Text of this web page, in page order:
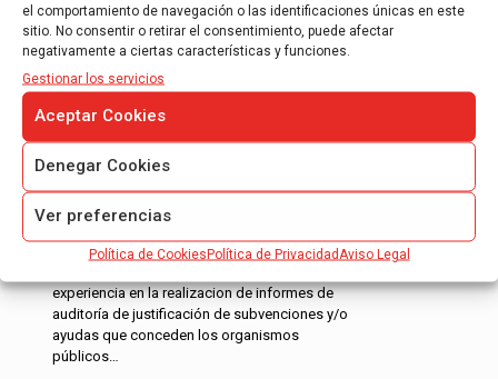
el comportamiento de navegación o las identificaciones únicas en este
sitio. No consentir o retirar el consentimiento, puede afectar
negativamente a ciertas características y funciones.
Gestionar los servicios
Aceptar Cookies
Denegar Cookies
Ver preferencias
Política de CookiesPolítica de Privacidad Aviso Legal
INFORME DE JUSTIFICACIÓN DE
SUBVENCIONES
Informe de auditoría para justificación de
Informe de auditoría para justificación
Informe de auditoría controlador de primer
experiencia en la realizacion de informes de
auditoría de justificación de subvenciones y/o
ayudas que conceden los organismos
públicos…